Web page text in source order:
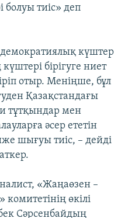
болуы тиіс» деп
демократиялық күштер
күштері бірігуге ниет
отыр. Меніңше, бұл
Қазақстандағы
тұтқындар мен
әсер ететін
шығуы тиіс, – дейді
«Жаңаөзен –
комитетінің өкілі
Сәрсенбайдың